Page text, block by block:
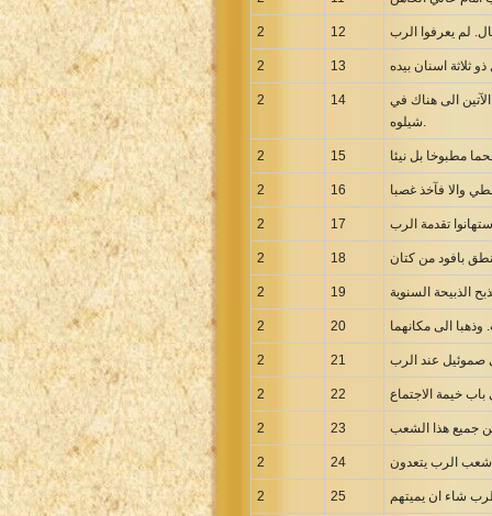
Uma New Testament
Xhosa Bible
2 12 لم يعرفوا الرب
2 13
2 14
الى هناك في
شيلوه.
2 15
2 16
2 17 تقدمة الرب
2 18
2 19
2 20
2 21 صموئيل عند الرب
2 22
2 23
2 24
2 25